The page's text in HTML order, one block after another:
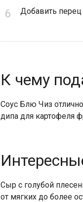
Добавить перец
К чему
Соус Блю Чиз
дипа для картофеля
Сыр с голубой
от мягких до более